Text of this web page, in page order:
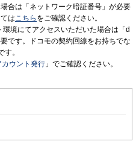
合は「ネットワーク暗証番号」が必要
はこちら をご確認ください。
境にてアクセスいただいた場合は「d
です。ドコモの契約回線をお持ちでな
。
カウント発行 」でご確認ください。